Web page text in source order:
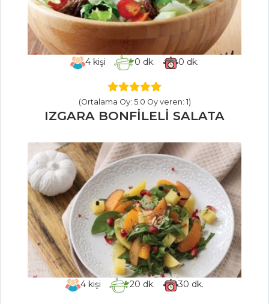
Şerbeti
Naneli Ayran
Demirhindi
Şerbeti
Tarifleri
ET YEMEKLERI
Etli Şehriyeli
Güveç
PALAMUT
DOLMASI
Porçini Mantarlı
Biftek
Et Yemekleri Tüm
Tarifleri
4kişi 0 dk. 0 dk.
(Ortalama Oy: 5.0 Oy veren: 1)
IZGARA BONFİLELİ SALATA
4kişi 20 dk. 30 dk.